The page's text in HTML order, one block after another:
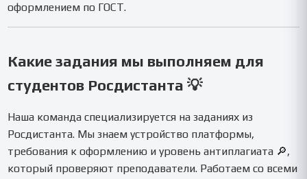
оформлением по ГОСТ.
Какие задания мы выполняем для
студентов Росдистанта 💡
Наша команда специализируется на заданиях из
Росдистанта. Мы знаем устройство платформы,
требования к оформлению и уровень антиплагиата 🔎,
который проверяют преподаватели. Работаем со всеми